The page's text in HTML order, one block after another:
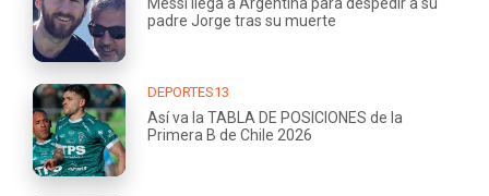
padre Jorge tras su muerte
DEPORTES13
Así va la TABLA DE POSICIONES de la
Primera B de Chile 2026